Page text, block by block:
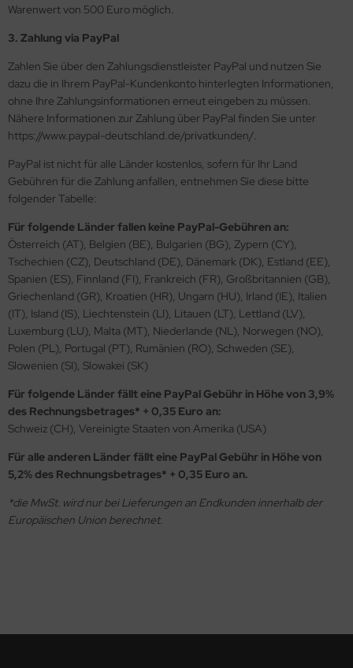
Warenwert von 500 Euro möglich.
3. Zahlung via PayPal
Zahlen Sie über den Zahlungsdienstleister PayPal und nutzen Sie
dazu die in Ihrem PayPal-Kundenkonto hinterlegten Informationen,
ohne Ihre Zahlungsinformationen erneut eingeben zu müssen.
Nähere Informationen zur Zahlung über PayPal finden Sie unter
https://www.paypal-deutschland.de/privatkunden/.
PayPal ist nicht für alle Länder kostenlos, sofern für Ihr Land
Gebühren für die Zahlung anfallen, entnehmen Sie diese bitte
folgender Tabelle:
Für folgende Länder fallen keine PayPal-Gebühren an:
Österreich (AT), Belgien (BE), Bulgarien (BG), Zypern (CY),
Tschechien (CZ), Deutschland (DE), Dänemark (DK), Estland (EE),
Spanien (ES), Finnland (FI), Frankreich (FR), Großbritannien (GB),
Griechenland (GR), Kroatien (HR), Ungarn (HU), Irland (IE), Italien
(IT), Island (IS), Liechtenstein (LI), Litauen (LT), Lettland (LV),
Luxemburg (LU), Malta (MT), Niederlande (NL), Norwegen (NO),
Polen (PL), Portugal (PT), Rumänien (RO), Schweden (SE),
Slowenien (SI), Slowakei (SK)
Für folgende Länder fällt eine PayPal Gebühr in Höhe von 3,9%
des Rechnungsbetrages* + 0,35 Euro an:
Schweiz (CH), Vereinigte Staaten von Amerika (USA)
Für alle anderen Länder fällt eine PayPal Gebühr in Höhe von
5,2% des Rechnungsbetrages* + 0,35 Euro an.
*die MwSt. wird nur bei Lieferungen an Endkunden innerhalb der
Europäischen Union berechnet.